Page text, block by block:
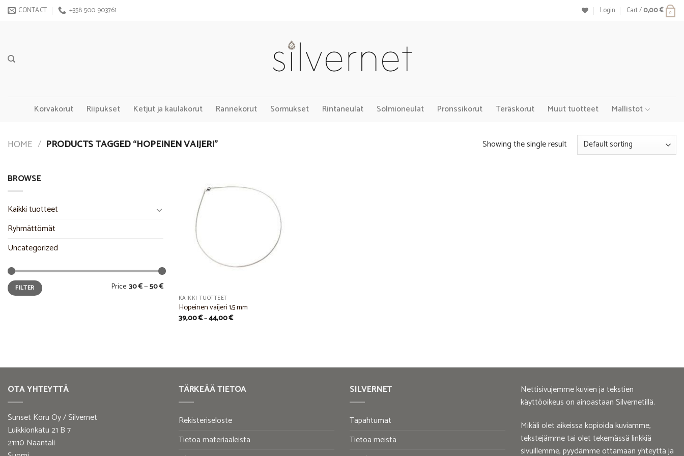
Skip CONTACT +358 500 903761 Login Cart /0,00€ 0
Korvakorut Riipukset Ketjut ja kaulakorut Rannekorut Sormukset Rintaneulat Solmioneulat Pronssikorut Teräskorut Muut tuotteet Mallistot
HOME / PRODUCTS TAGGED “HOPEINEN VAIJERI” Showing the single result
BROWSE
Kaikki tuotteet
Ryhmättömät
Uncategorized
Min
price
Max
priceFILTER Price:30 €—50 €
Add to
KAIKKI TUOTTEET
Hopeinen vaijeri 1,5 mm
39,00€–44,00€Price
OTA YHTEYTTÄ
Sunset Koru Oy / Silvernet
Luikkionkatu 21 B 7
21110 Naantali
TÄRKEÄÄ TIETOA
Rekisteriseloste
Tietoa materiaaleista
SILVERNET
Tapahtumat
Tietoa meistä
Nettisivujemme kuvien ja tekstien
käyttöoikeus on ainoastaan Silvernetillä.
Mikäli olet aikeissa kopioida kuviamme,
tekstejämme tai olet tekemässä linkkiä
sivuillemme, pyydämme ottamaan yhteyttä ja